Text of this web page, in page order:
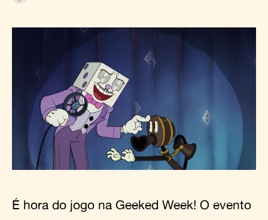
É hora do jogo na Geeked Week! O evento